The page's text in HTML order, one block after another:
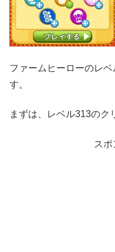
ファームヒーローのレ
す。
まずは、レベル313のク
スポ